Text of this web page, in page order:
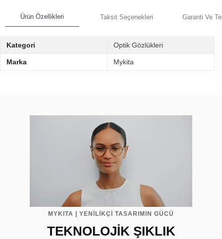
Ürün Özellikleri Taksit Seçenekleri Garanti Ve
Kategori Optik Gözlükleri
Marka Mykita
MYKITA | YENİLİKÇİ TASARIMIN GÜCÜ
TEKNOLOJİK ŞIKLIK